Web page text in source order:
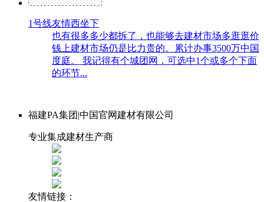
1号线友情西坐下
也有很多多少都拆了，也能够去建材市场多逛逛价
钱上建材市场仍是比力贵的。累计办事3500万中国
度庭。 我记得有个城团网，可选中1个或多个下面
的环节...
福建PA集团|中国官网建材有限公司
专业集成建材生产商
友情链接：